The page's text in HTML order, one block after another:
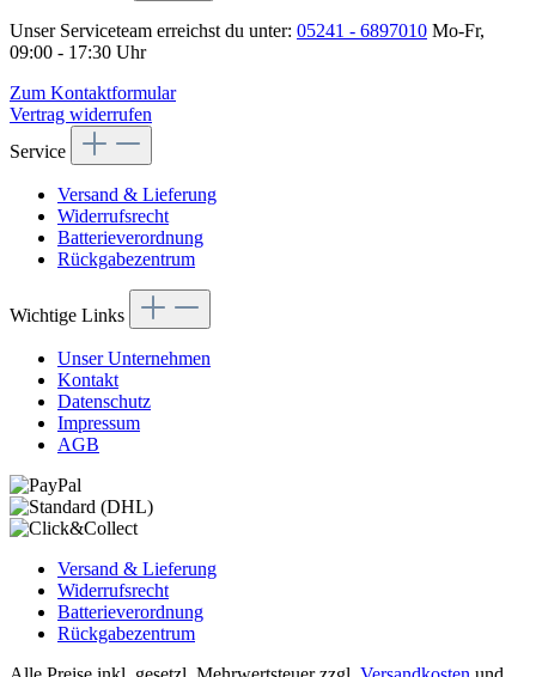
Unser Serviceteam erreichst du unter: 05241 - 6897010 Mo-Fr,
09:00 - 17:30 Uhr
Zum Kontaktformular
Vertrag widerrufen
Service
Versand & Lieferung
Widerrufsrecht
Batterieverordnung
Rückgabezentrum
Wichtige Links
Unser Unternehmen
Kontakt
Datenschutz
Impressum
AGB
Versand & Lieferung
Widerrufsrecht
Batterieverordnung
Rückgabezentrum